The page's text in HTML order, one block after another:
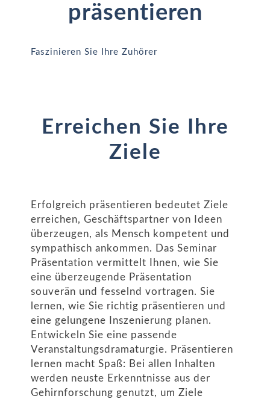
präsentieren
Faszinieren Sie Ihre Zuhörer
Erreichen Sie Ihre
Ziele
Erfolgreich präsentieren bedeutet Ziele
erreichen, Geschäftspartner von Ideen
überzeugen, als Mensch kompetent und
sympathisch ankommen. Das Seminar
Präsentation vermittelt Ihnen, wie Sie
eine überzeugende Präsentation
souverän und fesselnd vortragen. Sie
lernen, wie Sie richtig präsentieren und
eine gelungene Inszenierung planen.
Entwickeln Sie eine passende
Veranstaltungsdramaturgie. Präsentieren
lernen macht Spaß: Bei allen Inhalten
werden neuste Erkenntnisse aus der
Gehirnforschung genutzt, um Ziele